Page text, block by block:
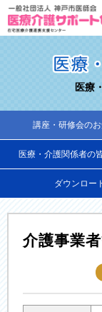
医療
講座・研修会の
医療・介護関係者の
ダウンロー
介護事業